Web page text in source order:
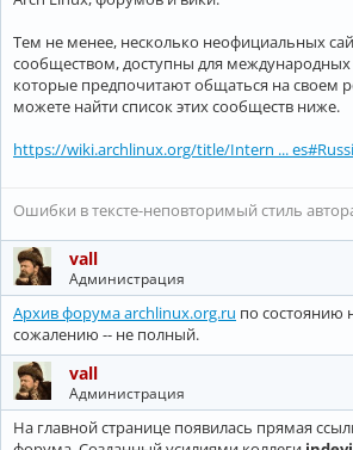
я
Тем не менее, несколько неофициальных
сообществом, доступны для международных
которые предпочитают общаться на своем
можете найти список этих сообществ ниже.
https://wiki.archlinux.org/title/Intern ...
Ошибки в тексте-неповторимый стиль
vall
Администрация
Архив форума archlinux.org.ru по состоянию
сожалению -- не полный.
vall
Администрация
На главной странице появилась прямая